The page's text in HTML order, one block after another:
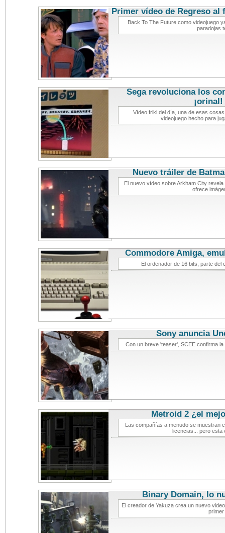
Primer vídeo de Regreso al
Back To The Future como videojuego
paradojas
Sega revoluciona los
¡orinal!
Vídeo friki del día, una de esas
videojuego hecho para
Nuevo tráiler de
El nuevo vídeo sobre Arkham City
ofrece
Commodore Amiga,
El ordenador de 16 bits, parte del
Sony anuncia
Con un breve 'teaser', SCEE confirma
Metroid 2 ¿el
Las compañías a menudo se muestran
licencias... pero esta
Binary Domain, lo
El creador de Yakuza crea un nuevo
primer